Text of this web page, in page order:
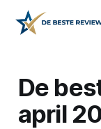
De
april